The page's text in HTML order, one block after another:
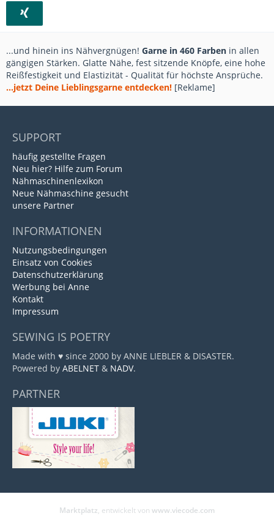
...und hinein ins Nähvergnügen! Garne in 460 Farben in allen
gängigen Stärken. Glatte Nähe, fest sitzende Knöpfe, eine hohe
Reißfestigkeit und Elastizität - Qualität für höchste Ansprüche.
...jetzt Deine Lieblingsgarne entdecken! [Reklame]
SUPPORT
häufig gestellte Fragen
Neu hier? Hilfe zum Forum
Nähmaschinenlexikon
Neue Nähmaschine gesucht
unsere Partner
INFORMATIONEN
Nutzungsbedingungen
Einsatz von Cookies
Datenschutzerklärung
Werbung bei Anne
Kontakt
Impressum
SEWING IS POETRY
Made with ♥ since 2000 by ANNE LIEBLER & DISASTER.
Powered by ABELNET & NADV.
PARTNER
Marktplatz, entwickelt von www.viecode.com